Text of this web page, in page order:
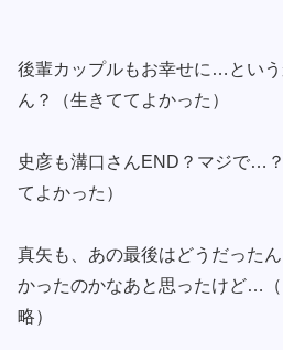
後輩カップルもお幸せに…とい
ん？（生きててよかった）
史彦も溝口さんEND？マジで…
てよかった）
真矢も、あの最後はどうだった
かったのかなあと思ったけど…
略）